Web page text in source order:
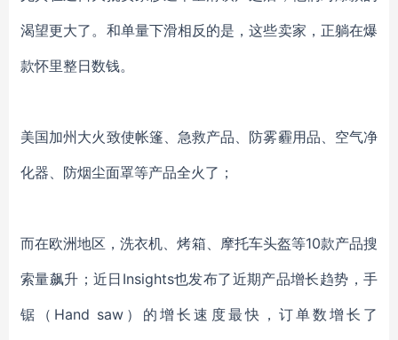
渴望更大了。和单量下滑相反的是，这些卖家，正躺在爆
款怀里整日数钱。
美国加州大火致使帐篷、急救产品、防雾霾用品、空气净
化器、防烟尘面罩等产品全火了；
而在欧洲地区，洗衣机、烤箱、摩托车头盔等10款产品搜
索量飙升；近日Insights也发布了近期产品增长趋势，手
锯（Hand saw）的增长速度最快，订单数增长了